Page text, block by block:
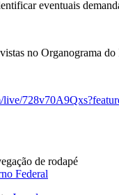
eventuais
no Organograma
live/
de rodapé